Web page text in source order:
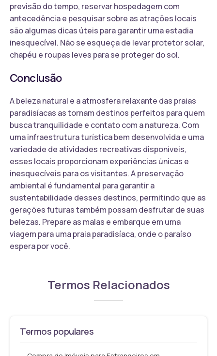
previsão do tempo, reservar hospedagem com
antecedência e pesquisar sobre as atrações locais
são algumas dicas úteis para garantir uma estadia
inesquecível. Não se esqueça de levar protetor solar,
chapéu e roupas leves para se proteger do sol.
Conclusão
A beleza natural e a atmosfera relaxante das praias
paradisíacas as tornam destinos perfeitos para quem
busca tranquilidade e contato com a natureza. Com
uma infraestrutura turística bem desenvolvida e uma
variedade de atividades recreativas disponíveis,
esses locais proporcionam experiências únicas e
inesquecíveis para os visitantes. A preservação
ambiental é fundamental para garantir a
sustentabilidade desses destinos, permitindo que as
gerações futuras também possam desfrutar de suas
belezas. Prepare as malas e embarque em uma
viagem para uma praia paradisíaca, onde o paraíso
espera por você.
Termos Relacionados
Termos populares